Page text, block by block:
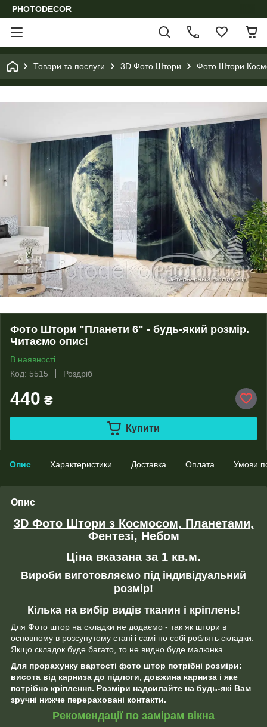
PHOTODECOR
Товари та послуги 3D Фото Штори Фото Штори
Фото Штори "Планети 6" - будь-який розмір.
Читаємо опис!
В наявності
Код: 5515
Роздріб
440 ₴
Купити
Опис Характеристики Доставка Оплата Умови
Опис
3D Фото Штори з Космосом, Планетами,
Фентезі, Небом
Ціна вказана за 1 кв.м.
Вироби виготовляємо під індивідуальний
розмір!
Кілька на вибір видів тканин і кріплень!
Для Фото штор на складки не додаємо - так як штори в
основному в розсунутому стані і самі по собі роблять складки.
Якщо складок буде багато, то не видно буде малюнка.
Для прорахунку вартості фото штор потрібні розміри:
висота від карниза до підлоги, довжина карниза і яке
потрібно кріплення. Розміри надсилайте на будь-які Вам
зручні нижче перераховані контакти.
Рекомендації по замірам вікна